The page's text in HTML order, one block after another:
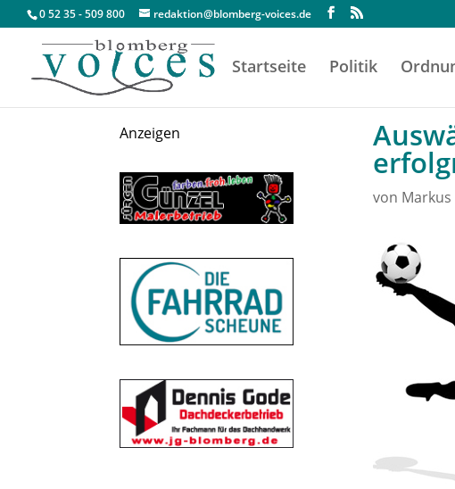
0 52 35 - 509 800 redaktion@blomberg-voices.de
Startseite Politik
Anzeigen
von